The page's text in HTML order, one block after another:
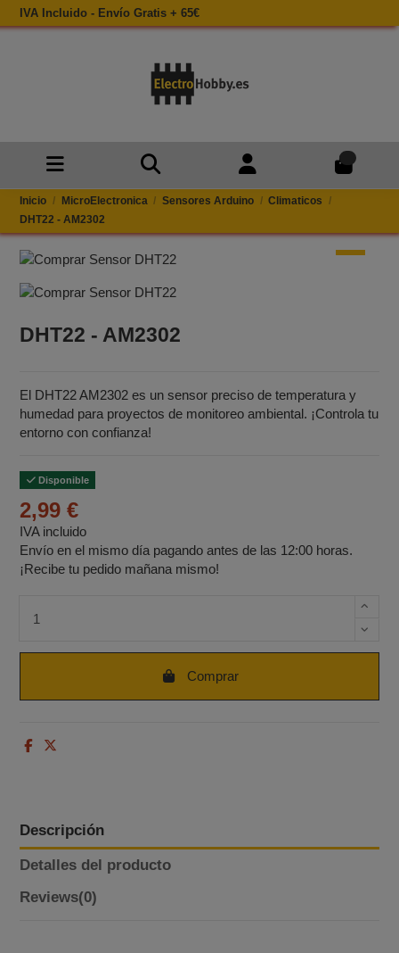
IVA Incluido - Envío Gratis + 65€
Inicio MicroElectronica Sensores Arduino
Climaticos
DHT22 - AM2302
DHT22 - AM2302
El DHT22 AM2302 es un sensor preciso de temperatura y
humedad para proyectos de monitoreo ambiental. ¡Controla tu
entorno con confianza!
Disponible
2,99 €
IVA incluido
Envío en el mismo día pagando antes de las 12:00 horas.
¡Recibe tu pedido mañana mismo!
Comprar
Descripción
Detalles del producto
Reviews(0)